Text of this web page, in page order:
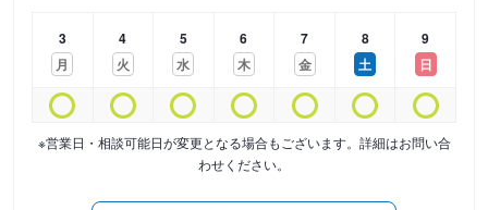
3
月
4
火
5
水
6
木
7
金
8
土
9
日
※営業日・相談可能日が変更となる場合もございます。詳細はお問い合
わせください。